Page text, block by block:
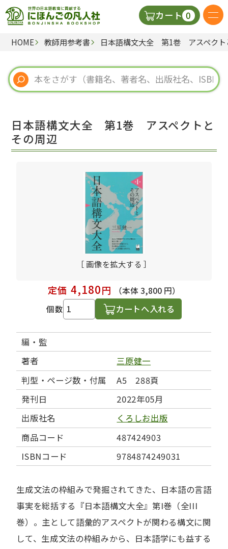
カート 0
日本語の教科書
視聴覚・補助教材
教師用参考書
HOME 教師用参考書 日本語構文大全 第1巻 アスペクト
日本語構文大全 第1巻 アスペクトと
その周辺
［ 画像を拡大する ］
定価 4,180円
（本体 3,800 円）
個数
カートへ入れる
編・監
著者
三原健一
判型・ページ数・付属
A5 288頁
発刊日
2022年05月
出版社名
くろしお出版
商品コード
487424903
ISBNコード
9784874249031
生成文法の枠組みで発掘されてきた、日本語の言語
事実を総括する『日本語構文大全』第I巻（全III
巻）。主として語彙的アスペクトが関わる構文に関
して、生成文法の枠組みから、日本語学にも益する